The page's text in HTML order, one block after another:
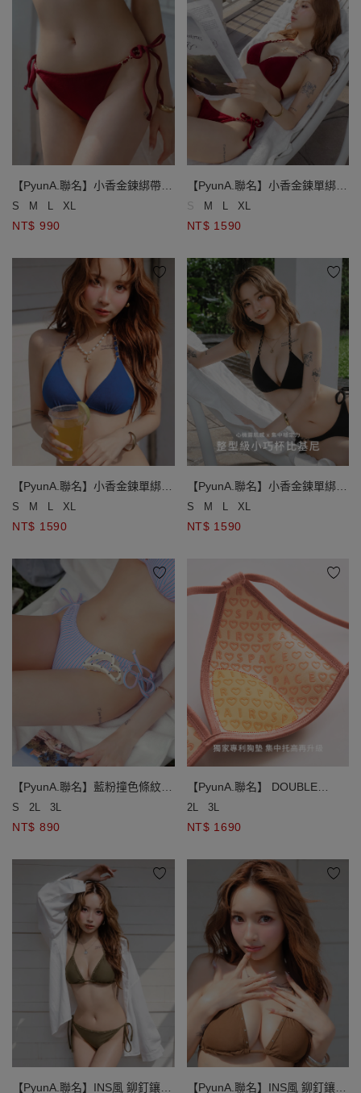
【PyunA.聯名】小香金鍊綁帶低
腰泳褲
S M L XL
NT$ 990
【PyunA.聯名】小香金鍊單綁帶
小巧杯比基尼
S M L XL
NT$ 1590
【PyunA.聯名】小香金鍊單綁帶
小巧杯比基尼
S M L XL
NT$ 1590
【PyunA.聯名】小香金鍊單綁帶
小巧杯比基尼
S M L XL
NT$ 1590
【PyunA.聯名】藍粉撞色條紋側
綁帶低腰泳褲
S 2L 3L
NT$ 890
【PyunA.聯名】 DOUBLE
PUSH終極美波條紋雙綁比基尼
2L 3L
NT$ 1690
【PyunA.聯名】INS風 鉚釘鑲邊 【PyunA.聯名】INS風 鉚釘鑲邊